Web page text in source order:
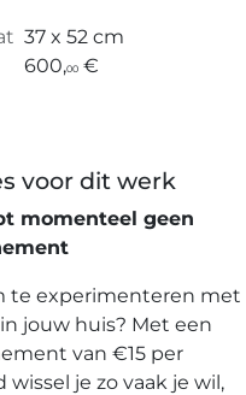
37 x 52 cm
600,00 €
voor dit werk
momenteel geen
te experimenteren met
jouw huis? Met een
van €15 per
wissel je zo vaak je wil,